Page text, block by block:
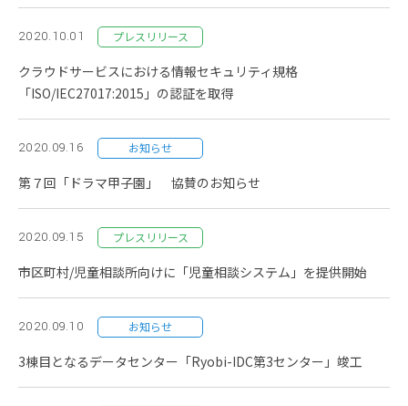
2020.10.01 プレスリリース
クラウドサービスにおける情報セキュリティ規格
「ISO/IEC27017:2015」の認証を取得
2020.09.16 お知らせ
第７回「ドラマ甲子園」 協賛のお知らせ
2020.09.15 プレスリリース
市区町村/児童相談所向けに「児童相談システム」を提供開始
2020.09.10 お知らせ
3棟目となるデータセンター「Ryobi-IDC第3センター」竣工